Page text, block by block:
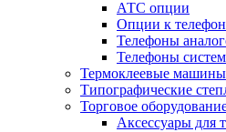
АТС опции
Опции к
Телефоны
Телефоны
Термоклеевые машины
Типографические
Торговое
Аксессуары для